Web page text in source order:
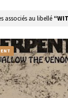
associés au libellé